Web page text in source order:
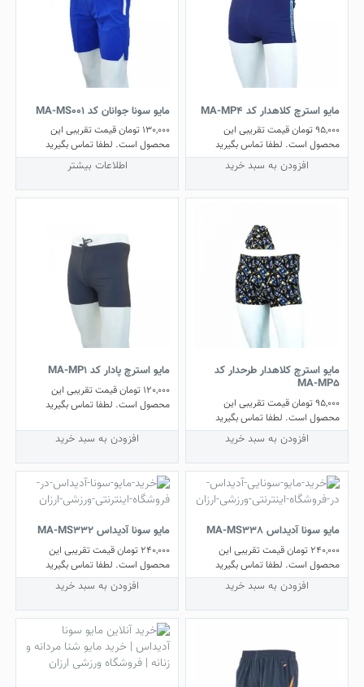
مایو استرچ کلاهدار کد MA-MP4
95,000تومانقیمت تقریبی این
محصول است. لطفا تماس بگیرید
افزودن به سبد خرید
مایو سونا جوانان کد MA-MS001
130,000 تومانقیمت تقریبی این
محصول است. لطفا تماس بگیرید
اطلاعات بیشتر
مایو استرچ کلاهدار طرحدار کد
MA-MP5
95,000تومانقیمت تقریبی این
محصول است. لطفا تماس بگیرید
افزودن به سبد خرید
مایو استرچ پادار کد MA-MP1
120,000 تومانقیمت تقریبی این
محصول است. لطفا تماس بگیرید
افزودن به سبد خرید
مایو سونا آدیداس MA-MS338
240,000 تومانقیمت تقریبی این
محصول است. لطفا تماس بگیرید
افزودن به سبد خرید
مایو سونا آدیداس MA-MS332
240,000 تومانقیمت تقریبی این
محصول است. لطفا تماس بگیرید
افزودن به سبد خرید